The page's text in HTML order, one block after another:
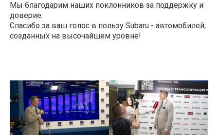
Мы благодарим наших поклонников за поддержку и
доверие.
Спасибо за ваш голос в пользу Subaru - автомобилей,
созданных на высочайшем уровне!